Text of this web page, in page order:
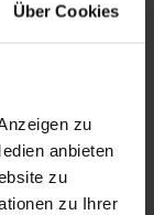
Über Cookies
zu
anbieten
zu
zu Ihrer
GA4
Website zu
über Ihre